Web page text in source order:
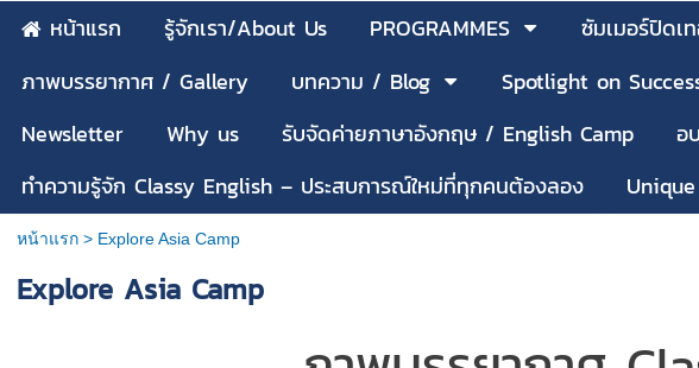
หน้าแรก รู้จักเรา/About Us PROGRAMMES ซัมเมอร์ปิดเ
ภาพบรรยากาศ / Gallery
บทความ / Blog Spotlight on
Newsletter
Why us รับจัดค่ายภาษาอังกฤษ / English Camp
อ
ทำความรู้จัก Classy English – ประสบการณ์ใหม่ที่ทุกคนต้องลอง
หน้าแรก> Explore Asia Camp
Explore Asia Camp